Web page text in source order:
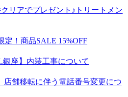
クリアでプレゼント♪トリートメン
定！商品SALE 15%OFF
銀座】内装工事について
店舗移転に伴う電話番号変更につ